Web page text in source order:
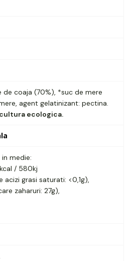
coaja (70%), *suc de mere
agent gelatinizant: pectina.
ecologica.
medie:
/ 580kj
acizi grasi saturati: <0,1g),
zaharuri: 27g),